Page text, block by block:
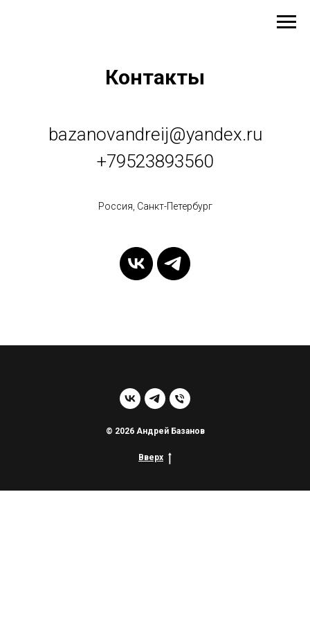
Контакты
bazanovandreij@yandex.ru
+79523893560
Россия, Санкт-Петербург
© 2026 Андрей Базанов
Вверх